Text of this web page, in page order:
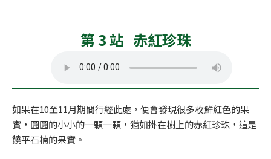
第 3 站 赤紅珍珠
如果在10至11月期間行經此處，便會發現很多枚鮮紅色的果
實，圓圓的小小的一顆一顆，猶如掛在樹上的赤紅珍珠，這是
饒平石楠的果實。